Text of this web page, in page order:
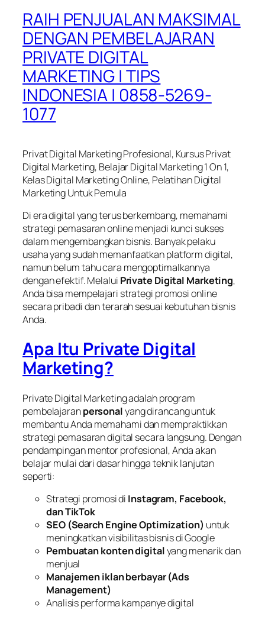
RAIH PENJUALAN MAKSIMAL
DENGAN PEMBELAJARAN
PRIVATE DIGITAL
MARKETING | TIPS
INDONESIA | 0858-5269-
1077
Privat Digital Marketing Profesional, Kursus Privat
Digital Marketing, Belajar Digital Marketing 1 On 1,
Kelas Digital Marketing Online, Pelatihan Digital
Marketing Untuk Pemula
Di era digital yang terus berkembang, memahami
strategi pemasaran online menjadi kunci sukses
dalam mengembangkan bisnis. Banyak pelaku
usaha yang sudah memanfaatkan platform digital,
namun belum tahu cara mengoptimalkannya
dengan efektif. Melalui Private Digital Marketing,
Anda bisa mempelajari strategi promosi online
secara pribadi dan terarah sesuai kebutuhan bisnis
Anda.
Apa Itu Private Digital
Marketing?
Private Digital Marketing adalah program
pembelajaranpersonalyang dirancang untuk
membantu Anda memahami dan mempraktikkan
strategi pemasaran digital secara langsung. Dengan
pendampingan mentor profesional, Anda akan
belajar mulai dari dasar hingga teknik lanjutan
seperti:
Strategi promosi di Instagram, Facebook,
dan TikTok
SEO (Search Engine Optimization) untuk
meningkatkan visibilitas bisnis di Google
Pembuatan konten digitalyang menarik dan
menjual
Manajemen iklan berbayar (Ads
Management)
Analisis performa kampanye digital